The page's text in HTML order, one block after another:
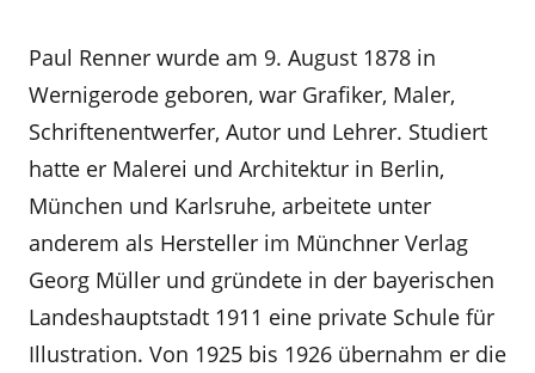
Paul Renner wurde am 9. August 1878 in
Wernigerode geboren, war Grafiker, Maler,
Schriftenentwerfer, Autor und Lehrer. Studiert
hatte er Malerei und Architektur in Berlin,
München und Karlsruhe, arbeitete unter
anderem als Hersteller im Münchner Verlag
Georg Müller und gründete in der bayerischen
Landeshauptstadt 1911 eine private Schule für
Illustration. Von 1925 bis 1926 übernahm er die